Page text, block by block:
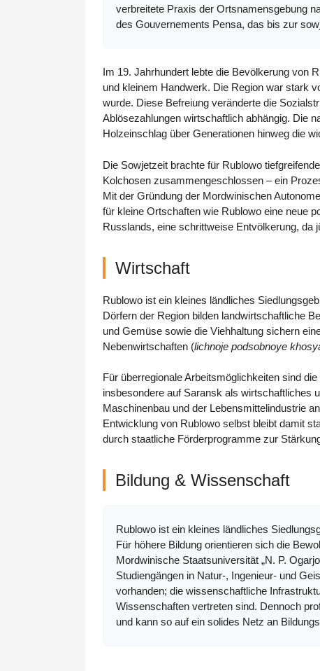
verbreitete Praxis der Ortsnamensgebung
des Gouvernements Pensa, das bis zur
Im 19. Jahrhundert lebte die Bevölkerung von
und kleinem Handwerk. Die Region war stark
wurde. Diese Befreiung veränderte die
Ablösezahlungen wirtschaftlich abhängig. Die
Holzeinschlag über Generationen hinweg die
Die Sowjetzeit brachte für Rublowo
Kolchosen zusammengeschlossen – ein
Mit der Gründung der Mordwinischen
für kleine Ortschaften wie Rublowo eine neue
Russlands, eine schrittweise Entvölkerung, da
Wirtschaft
Rublowo ist ein kleines ländliches
Dörfern der Region bilden landwirtschaftliche
und Gemüse sowie die Viehhaltung sichern
Nebenwirtschaften (lichnoje podsobnoye
Für überregionale Arbeitsmöglichkeiten sind
insbesondere auf Saransk als wirtschaftliches
Maschinenbau und der Lebensmittelindustrie
Entwicklung von Rublowo selbst bleibt damit
durch staatliche Förderprogramme zur
Bildung & Wissenschaft
Rublowo ist ein kleines ländliches
Für höhere Bildung orientieren sich die
Mordwinische Staatsuniversität „N. P.
Studiengängen in Natur-, Ingenieur- und
vorhanden; die wissenschaftliche
Wissenschaften vertreten sind. Dennoch
und kann so auf ein solides Netz an